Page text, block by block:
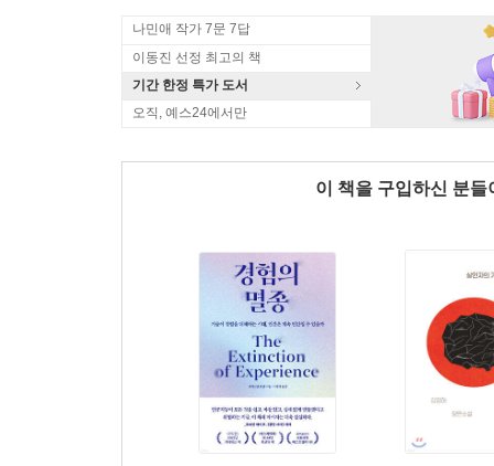
나민애 작가 7문 7답
이동진 선정 최고의 책
기간 한정 특가 도서
오직, 예스24에서만
이 책을 구입하신 분